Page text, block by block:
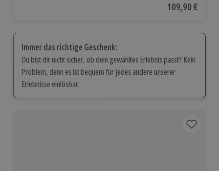
Aktueller Preis
109,90 €
Immer das richtige Geschenk:
Du bist dir nicht sicher, ob dein gewähltes Erlebnis passt? Kein
Problem, denn es ist bequem für jedes andere unserer
Erlebnisse einlösbar.